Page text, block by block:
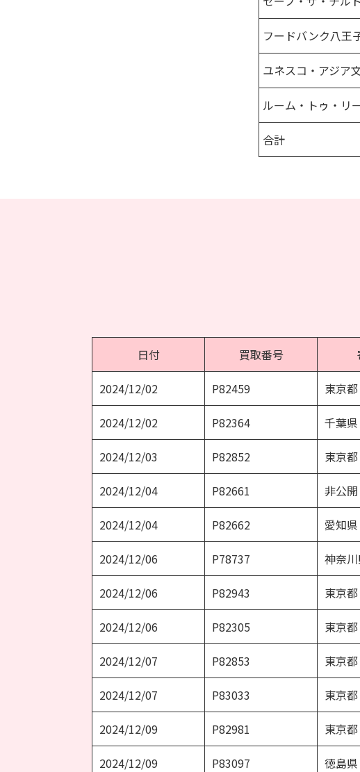
フードバンク八王
ユネスコ・アジア
ルーム・トゥ・リ
合計
日付 買取番号
2024/12/02 P82459 東京
2024/12/02 P82364 千葉
2024/12/03 P82852 東京
2024/12/04 P82661 非公
2024/12/04 P82662 愛知
2024/12/06 P78737 神奈
2024/12/06 P82943 東京
2024/12/06 P82305 東京
2024/12/07 P82853 東京
2024/12/07 P83033 東京
2024/12/09 P82981 東京
2024/12/09 P83097 徳島